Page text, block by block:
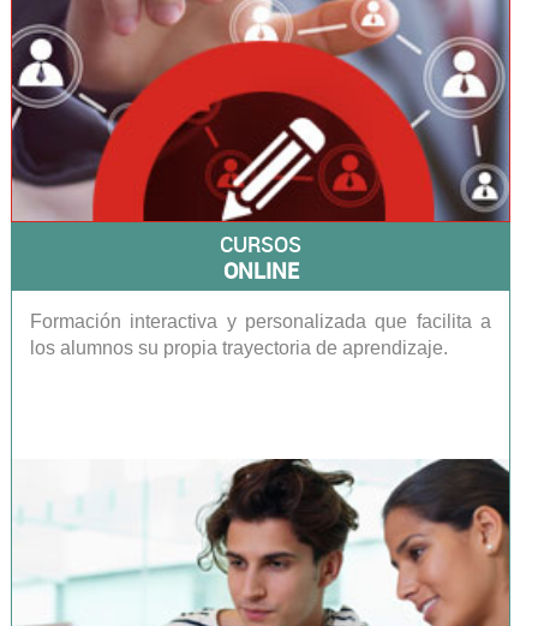
CURSOS
ONLINE
Formación interactiva y personalizada que facilita a
los alumnos su propia trayectoria de aprendizaje.